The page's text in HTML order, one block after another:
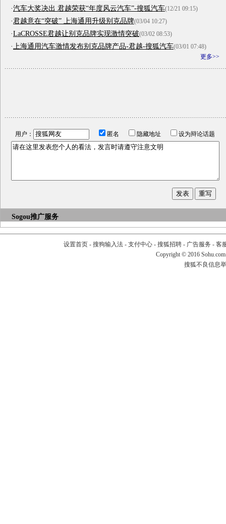
·汽车大奖决出 君越荣获“年度风云汽车”-搜狐汽车(12/21 09:15)
·君越意在“突破” 上海通用升级别克品牌(03/04 10:27)
·LaCROSSE君越让别克品牌实现激情突破(03/02 08:53)
· 上海通用汽车激情发布别克品牌产品-君越-搜狐汽车(03/01 07:48)
更多>>
用户： 匿名 隐藏地址 设为辩论话题
Sogou推广服务
设置首页- 搜狗输入法- 支付中心- 搜狐招聘- 广告服务 - 客
Copyright © 2016
搜狐不良信息